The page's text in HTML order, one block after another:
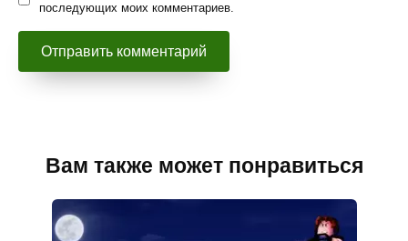
последующих моих комментариев.
Вам также может понравиться